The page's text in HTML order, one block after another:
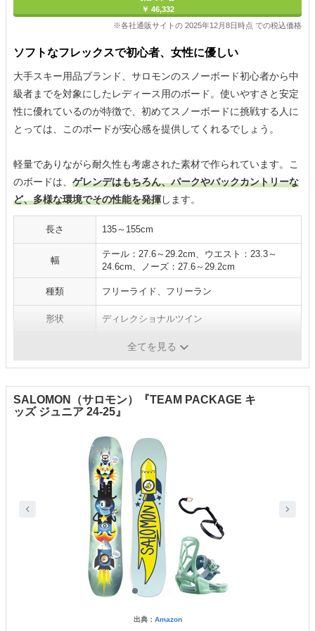
￥ 46,332
※各社通販サイトの 2025年12月8日時点 での税込価格
ソフトなフレックスで初心者、女性に優しい
大手スキー用品ブランド、サロモンのスノーボード初心者から中
級者までを対象にしたレディース用のボード。使いやすさと安定
性に優れているのが特徴で、初めてスノーボードに挑戦する人に
とっては、このボードが安心感を提供してくれるでしょう。
軽量でありながら耐久性も考慮された素材で作られています。こ
のボードは、 ゲレンデはもちろん、パークやバックカントリーな
ど、多様な環境でその性能を発揮します。
長さ 135～155cm
幅
テール：27.6～29.2cm、ウエスト：23.3～
24.6cm、ノーズ：27.6～29.2cm
種類 フリーライド、フリーラン
形状 ディレクショナルツイン
ソフト全てを見る
SALOMON（サロモン）『TEAM PACKAGE キ
ッズ ジュニア 24-25』
出典： Amazon